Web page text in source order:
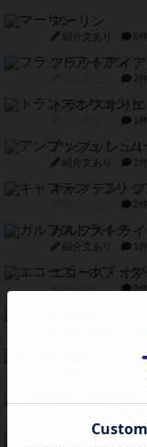
マーリン
紹介文あり 6
フラットアイ
2
トランスオリ
1
アンブッシュ
紹介文あり 1
キャプテン・
2
ガルフストライ
紹介文あり 1
エコーズ・オ
8
1